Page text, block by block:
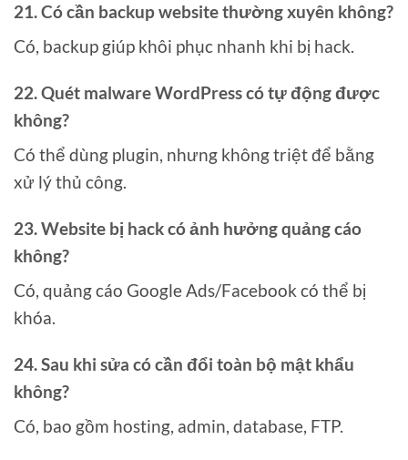
21. Có cần backup website thường xuyên không?
Có, backup giúp khôi phục nhanh khi bị hack.
22. Quét malware WordPress có tự động được
không?
Có thể dùng plugin, nhưng không triệt để bằng
xử lý thủ công.
23. Website bị hack có ảnh hưởng quảng cáo
không?
Có, quảng cáo Google Ads/Facebook có thể bị
khóa.
24. Sau khi sửa có cần đổi toàn bộ mật khẩu
không?
Có, bao gồm hosting, admin, database, FTP.